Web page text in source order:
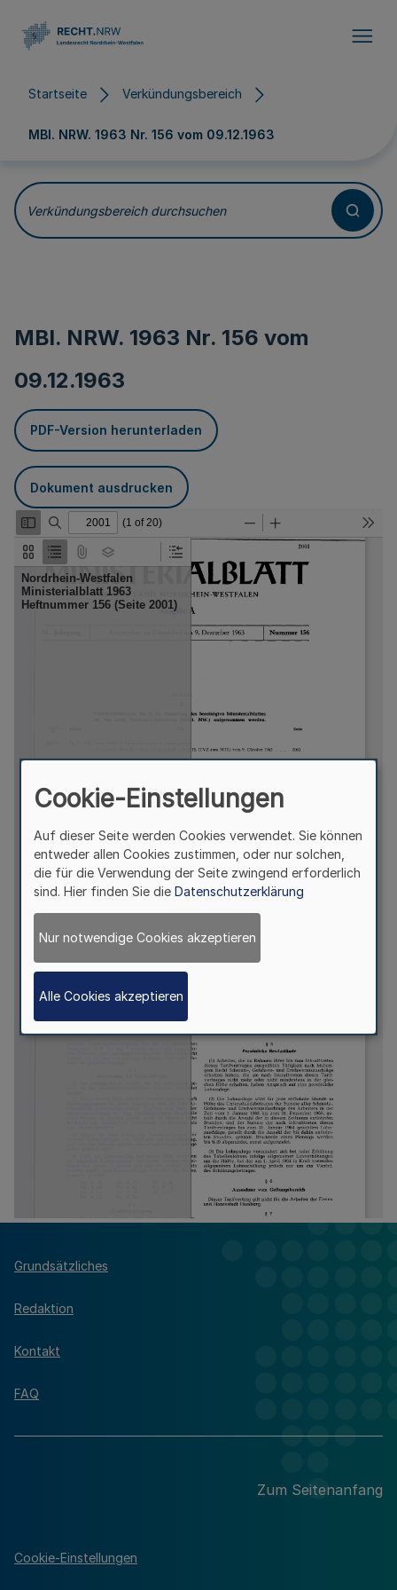
Startseite Verkündungsbereich
MBl. NRW. 1963 Nr. 156 vom 09.12.1963
Verkündungsbereich durchsuchen
MBl. NRW. 1963 Nr. 156 vom
09.12.1963
PDF-Version herunterladen
Dokument ausdrucken
Grundsätzliches
Redaktion
Kontakt
FAQ
Zum Seitenanfang
Cookie-Einstellungen
Cookie-Einstellungen
Auf dieser Seite werden Cookies verwendet. Sie können
entweder allen Cookies zustimmen, oder nur solchen,
die für die Verwendung der Seite zwingend erforderlich
sind. Hier finden Sie die Datenschutzerklärung
Nur notwendige Cookies akzeptieren
Alle Cookies akzeptieren